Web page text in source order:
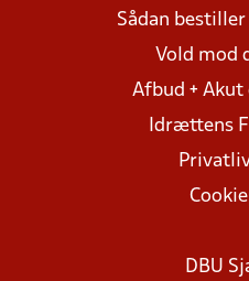
Sådan
Vold mod
Afbud +
Idrættens
DBU